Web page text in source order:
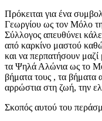
Πρόκειται για ένα
Γεωργίου ως τον Μόλο
Σύλλογος απευθύνει
από καρκίνο μαστού
και να περπατήσουν
τα Ψηλά Αλώνια ως το
βήματα τους , τα βήματα
αρρώστια στη ζωή, την
Σκοπός αυτού του